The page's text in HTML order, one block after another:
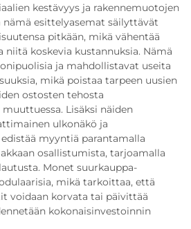
kestävyys ja rakennemuotojen
esittelyasemat säilyttävät
pitkään, mikä vähentää
niitä koskevia kustannuksia. Nämä
ja mahdollistavat useita
mikä poistaa tarpeen uusien
ostosten tehosta
Lisäksi näiden
ulkonäkö ja
myyntiä parantamalla
osallistumista, tarjoamalla
Monet suurkauppa-
mikä tarkoittaa, että
voidaan korvata tai päivittää
kokonaisinvestoinnin